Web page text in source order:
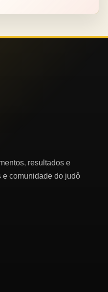
resultados e
e comunidade do judô